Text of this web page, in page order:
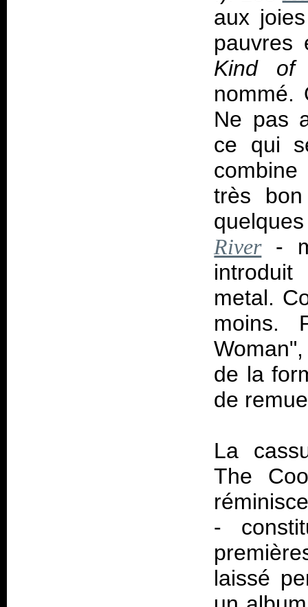
aux
pauvres
Kind of
Ne pas
ce qui
très
River-
metal.
moins.
de la
de
La
The
-
laissé